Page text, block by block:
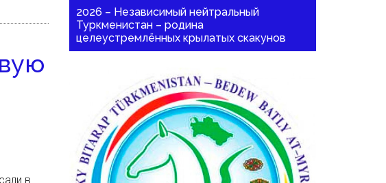
в
2026 – Независимый нейтральный
Туркменистан – родина
целеустремлённых крылатых скакунов